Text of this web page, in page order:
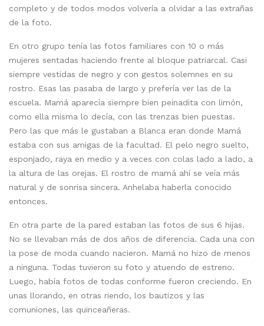
completo y de todos modos volvería a olvidar a las extrañas
de la foto.
En otro grupo tenía las fotos familiares con 10 o más
mujeres sentadas haciendo frente al bloque patriarcal. Casi
siempre vestidas de negro y con gestos solemnes en su
rostro. Esas las pasaba de largo y prefería ver las de la
escuela. Mamá aparecía siempre bien peinadita con limón,
como ella misma lo decía, con las trenzas bien puestas.
Pero las que más le gustaban a Blanca eran donde Mamá
estaba con sus amigas de la facultad. El pelo negro suelto,
esponjado, raya en medio y a veces con colas lado a lado, a
la altura de las orejas. El rostro de mamá ahí se veía más
natural y de sonrisa sincera. Anhelaba haberla conocido
entonces.
En otra parte de la pared estaban las fotos de sus 6 hijas.
No se llevaban más de dos años de diferencia. Cada una con
la pose de moda cuando nacieron. Mamá no hizo de menos
a ninguna. Todas tuvieron su foto y atuendo de estreno.
Luego, había fotos de todas conforme fueron creciendo. En
unas llorando, en otras riendo, los bautizos y las
comuniones, las quinceañeras.